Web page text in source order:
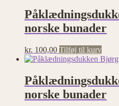
norske bunader
kr. 100,00 Tilføj til kurv
norske bunader